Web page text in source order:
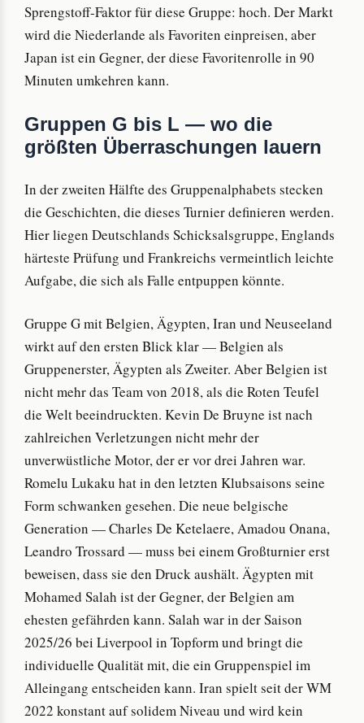
Sprengstoff-Faktor für diese Gruppe: hoch. Der Markt
wird die Niederlande als Favoriten einpreisen, aber
Japan ist ein Gegner, der diese Favoritenrolle in 90
Minuten umkehren kann.
Gruppen G bis L — wo die
größten Überraschungen lauern
In der zweiten Hälfte des Gruppenalphabets stecken
die Geschichten, die dieses Turnier definieren werden.
Hier liegen Deutschlands Schicksalsgruppe, Englands
härteste Prüfung und Frankreichs vermeintlich leichte
Aufgabe, die sich als Falle entpuppen könnte.
Gruppe G mit Belgien, Ägypten, Iran und Neuseeland
wirkt auf den ersten Blick klar — Belgien als
Gruppenerster, Ägypten als Zweiter. Aber Belgien ist
nicht mehr das Team von 2018, als die Roten Teufel
die Welt beeindruckten. Kevin De Bruyne ist nach
zahlreichen Verletzungen nicht mehr der
unverwüstliche Motor, der er vor drei Jahren war.
Romelu Lukaku hat in den letzten Klubsaisons seine
Form schwanken gesehen. Die neue belgische
Generation — Charles De Ketelaere, Amadou Onana,
Leandro Trossard — muss bei einem Großturnier erst
beweisen, dass sie den Druck aushält. Ägypten mit
Mohamed Salah ist der Gegner, der Belgien am
ehesten gefährden kann. Salah war in der Saison
2025/26 bei Liverpool in Topform und bringt die
individuelle Qualität mit, die ein Gruppenspiel im
Alleingang entscheiden kann. Iran spielt seit der WM
2022 konstant auf solidem Niveau und wird kein